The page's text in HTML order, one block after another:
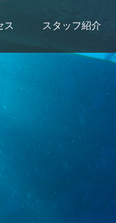
ス スタッフ紹介